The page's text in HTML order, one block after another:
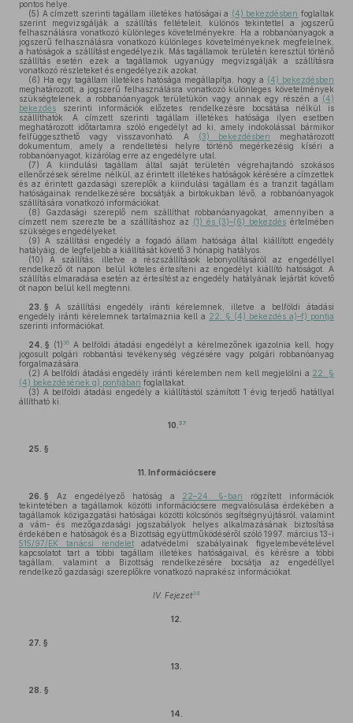
pontos helye.
(5) A címzett szerinti tagállam illetékes hatóságai a (4) bekezdésben foglaltak
szerint megvizsgálják a szállítás feltételeit, különös tekintettel a jogszerű
felhasználásra vonatkozó különleges követelményekre. Ha a robbanóanyagok a
jogszerű felhasználásra vonatkozó különleges követelményeknek megfelelnek,
a hatóságok a szállítást engedélyezik. Más tagállamok területén keresztül történő
szállítás esetén ezek a tagállamok ugyanúgy megvizsgálják a szállításra
vonatkozó részleteket és engedélyezik azokat.
(6) Ha egy tagállam illetékes hatósága megállapítja, hogy a (4) bekezdésben
meghatározott, a jogszerű felhasználásra vonatkozó különleges követelmények
szükségtelenek, a robbanóanyagok területükön vagy annak egy részén a (4)
bekezdés szerinti információk előzetes rendelkezésre bocsátása nélkül is
szállíthatók. A címzett szerinti tagállam illetékes hatósága ilyen esetben
meghatározott időtartamra szóló engedélyt ad ki, amely indokolással bármikor
felfüggeszthető vagy visszavonható. A
(3) bekezdésben
meghatározott
dokumentum, amely a rendeltetési helyre történő megérkezésig kíséri a
robbanóanyagot, kizárólag erre az engedélyre utal.
(7) A kiindulási tagállam által saját területén végrehajtandó szokásos
ellenőrzések sérelme nélkül, az érintett illetékes hatóságok kérésére a címzettek
és az érintett gazdasági szereplők a kiindulási tagállam és a tranzit tagállam
hatóságainak rendelkezésére bocsátják a birtokukban lévő, a robbanóanyagok
szállítására vonatkozó információkat.
(8) Gazdasági szereplő nem szállíthat robbanóanyagokat, amennyiben a
címzett nem szerezte be a szállításhoz az (1) és (3)–(6) bekezdés értelmében
szükséges engedélyeket.
(9) A szállítási engedély a fogadó állam hatósága által kiállított engedély
hatályáig, de legfeljebb a kiállítását követő 3 hónapig hatályos.
(10) A szállítás, illetve a részszállítások lebonyolításáról az engedéllyel
rendelkező öt napon belül köteles értesíteni az engedélyt kiállító hatóságot. A
szállítás elmaradása esetén az értesítést az engedély hatályának lejártát követő
öt napon belül kell megtenni.
23. § A szállítási engedély iránti kérelemnek, illetve a belföldi átadási
engedély iránti kérelemnek tartalmaznia kell a 22. § (4) bekezdés a)–f) pontja
szerinti információkat.
24. § (1) 36A belföldi átadási engedélyt a kérelmezőnek igazolnia kell, hogy
jogosult polgári robbantási tevékenység végzésére vagy polgári robbanóanyag
forgalmazására.
(2) A belföldi átadási engedély iránti kérelemben nem kell megjelölni a 22. §
(4) bekezdésének g) pontjában foglaltakat.
(3) A belföldi átadási engedély a kiállítástól számított 1 évig terjedő hatállyal
állítható ki.
10. 37
25. §
11. Információcsere
26. § Az engedélyező hatóság a 22–24. §-ban
rögzített információk
tekintetében a tagállamok közötti információcsere megvalósulása érdekében a
tagállamok közigazgatási hatóságai közötti kölcsönös segítségnyújtásról, valamint
a vám- és mezőgazdasági jogszabályok helyes alkalmazásának biztosítása
érdekében e hatóságok és a Bizottság együttműködéséről szóló 1997. március 13-i
515/97/EK tanácsi rendeletadatvédelmi szabályainak figyelembevételével
kapcsolatot tart a többi tagállam illetékes hatóságaival, és kérésre a többi
tagállam, valamint a Bizottság rendelkezésére bocsátja az engedéllyel
rendelkező gazdasági szereplőkre vonatkozó naprakész információkat.
IV. Fejezet38
12.
27. §
13.
28. §
14.